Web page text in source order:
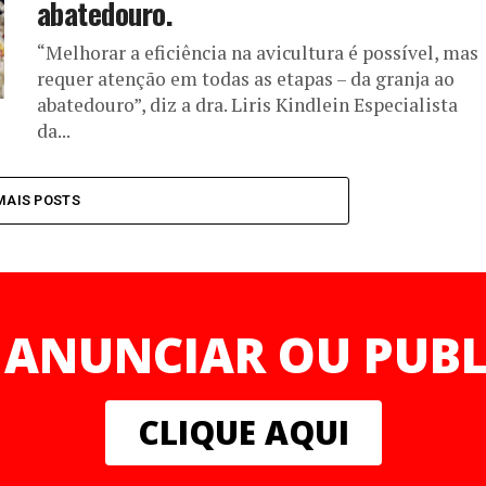
abatedouro.
“Melhorar a eficiência na avicultura é possível, mas
requer atenção em todas as etapas – da granja ao
abatedouro”, diz a dra. Liris Kindlein Especialista
da...
POSTS
OU
CLIQUE AQUI